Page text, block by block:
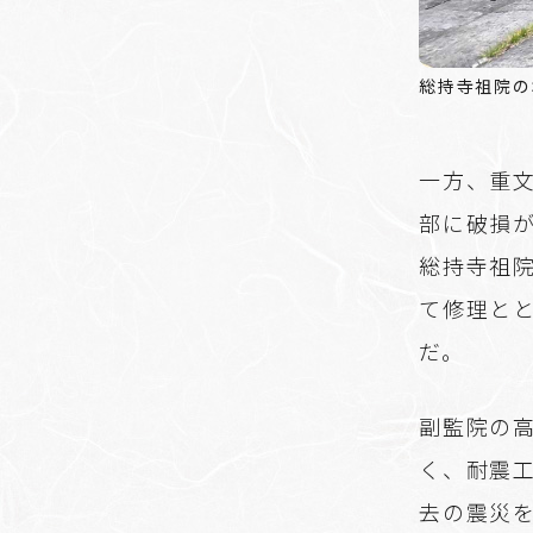
総持寺祖院
一方、重
部に破損
総持寺祖
て修理と
だ。
副監院の
く、耐震
去の震災